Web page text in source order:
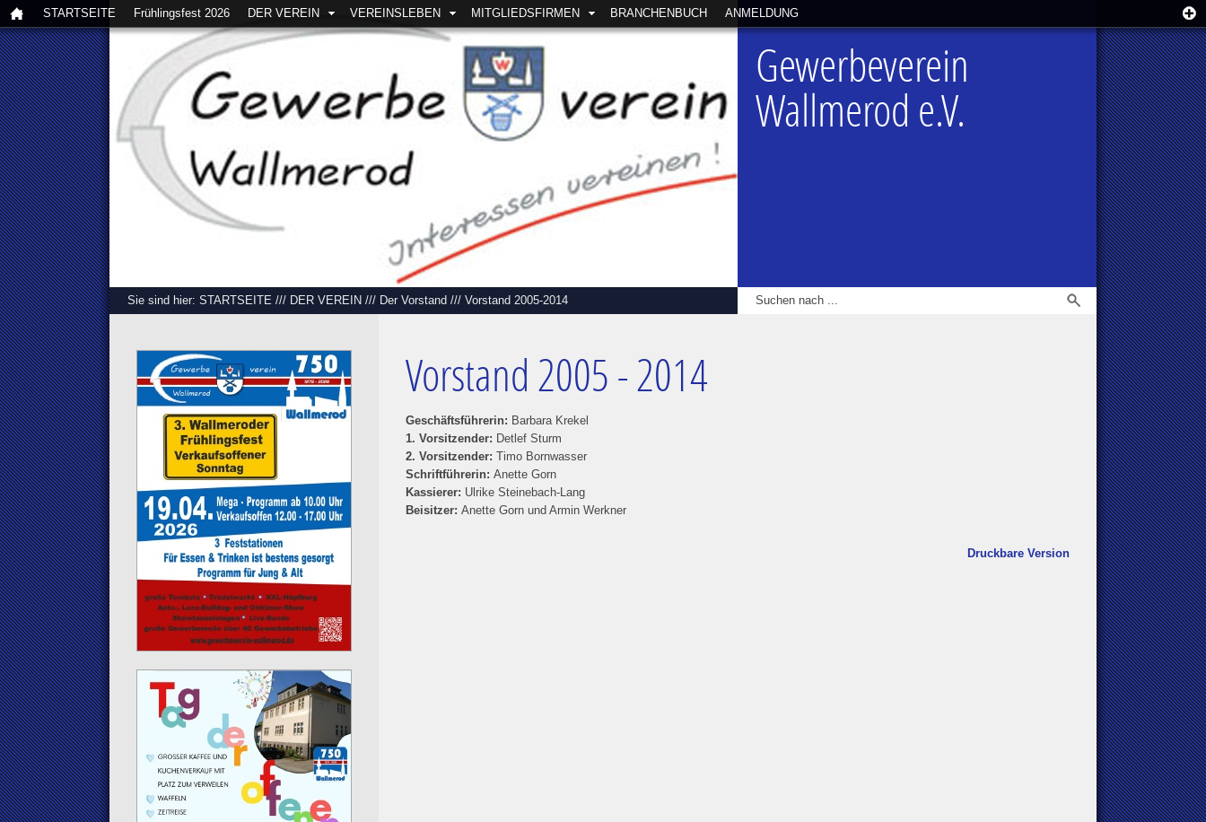
STARTSEITE Frühlingsfest 2026 DER VEREIN VEREINSLEBEN MITGLIEDSFIRMEN BRANCHENBUCH ANMELDUNG
Gewerbeverein
Wallmerod e.V.
Sie sind hier: STARTSEITE /// DER VEREIN /// Der Vorstand /// Vorstand 2005-2014
Vorstand 2005 - 2014
Geschäftsführerin: Barbara Krekel
1. Vorsitzender: Detlef Sturm
2. Vorsitzender: Timo Bornwasser
Schriftführerin: Anette Gorn
Kassierer: Ulrike Steinebach-Lang
Beisitzer: Anette Gorn und Armin Werkner
Druckbare Version